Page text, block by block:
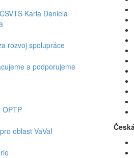
Karla Daniela
rozvoj spolupráce
a podporujeme
OPTP
oblast VaVaI